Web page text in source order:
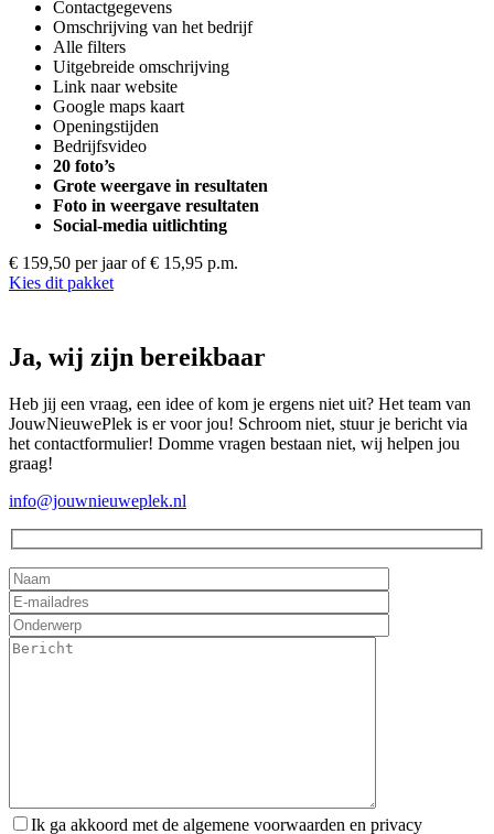
Contactgegevens
Omschrijving van het bedrijf
Alle filters
Uitgebreide omschrijving
Link naar website
Google maps kaart
Openingstijden
Bedrijfsvideo
20 foto’s
Grote weergave in resultaten
Foto in weergave resultaten
Social-media uitlichting
€ 159,50 per jaar of € 15,95 p.m.
Kies dit pakket
Ja, wij zijn bereikbaar
Heb jij een vraag, een idee of kom je ergens niet uit? Het team van
JouwNieuwePlek is er voor jou! Schroom niet, stuur je bericht via
het contactformulier! Domme vragen bestaan niet, wij helpen jou
graag!
info@jouwnieuweplek.nl
Ik ga akkoord met de algemene voorwaarden en privacy